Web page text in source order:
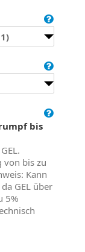
bis
von bis zu
Kann
GEL über
5%